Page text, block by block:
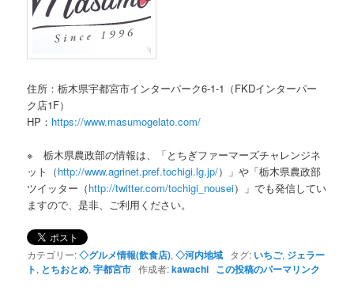
住所：栃木県宇都宮市インターパーク6-1-1（FKDインターパー
ク店1F）
HP： https://www.masumogelato.com/
※ 栃木県農政部の情報は、「とちぎファーマーズチャレンジネ
ット（http://www.agrinet.pref.tochigi.lg.jp/）」や「栃木県農政部
ツイッター（http://twitter.com/tochigi_nousei）」でも発信してい
ますので、是非、ご利用ください。
カテゴリー:◇グルメ情報(飲食店),◇河内地域 タグ: いちご, ジェラー
ト, とちおとめ,宇都宮市 作成者:kawachi この投稿のパーマリンク